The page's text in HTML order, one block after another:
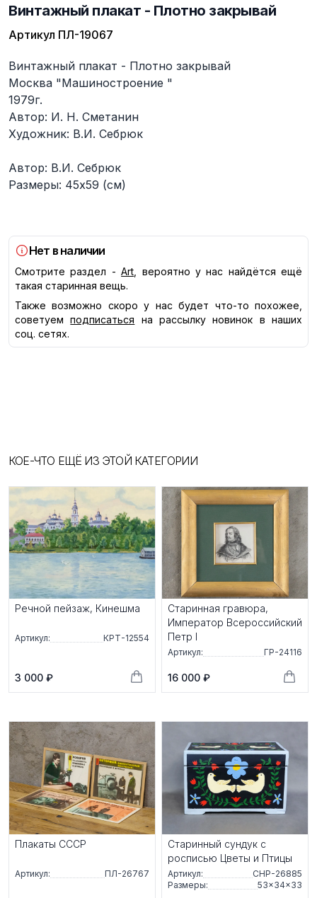
Винтажный плакат - Плотно закрывай
Артикул ПЛ-19067
Описание
Винтажный плакат - Плотно закрывай
Москва "Машиностроение "
1979г.
Автор: И. Н. Сметанин
Художник: В.И. Себрюк
Автор: В.И. Себрюк
Размеры: 45х59 (см)
Нет в наличии
Смотрите раздел - Art , вероятно у нас найдётся ещё
такая старинная вещь.
Также возможно скоро у нас будет что-то похожее,
советуем
подписаться
на рассылку новинок в наших
соц. сетях.
КОЕ-ЧТО ЕЩЁ ИЗ ЭТОЙ КАТЕГОРИИ
Речной пейзаж, Кинешма
Артикул: КРТ-12554
3 000 ₽
Старинная гравюра,
Император Всероссийский
Петр I
Артикул: ГР-24116
16 000 ₽
Плакаты СССР
Артикул: ПЛ-26767
Старинный сундук с
росписью Цветы и Птицы
Артикул:
СНР-26885
Размеры:
53×34×33